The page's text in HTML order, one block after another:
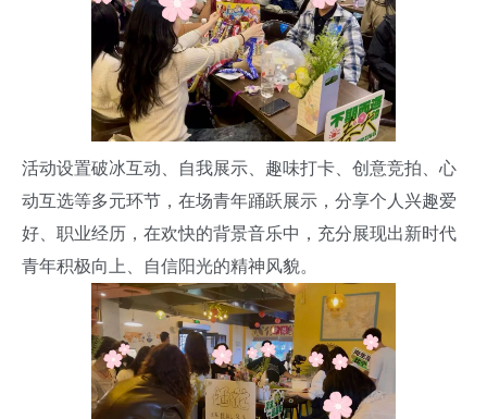
活动设置破冰互动、自我展示、趣味打卡、创意竞拍、心
动互选等多元环节，在场青年踊跃展示，分享个人兴趣爱
好、职业经历 ，在欢快的背景音乐中，充分展现出新时代
青年积极向上、自信阳光的精神风貌。